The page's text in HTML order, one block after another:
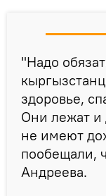
"Надо
здоровье,
Они лежат и
не имеют
пообещали,
Андреева.